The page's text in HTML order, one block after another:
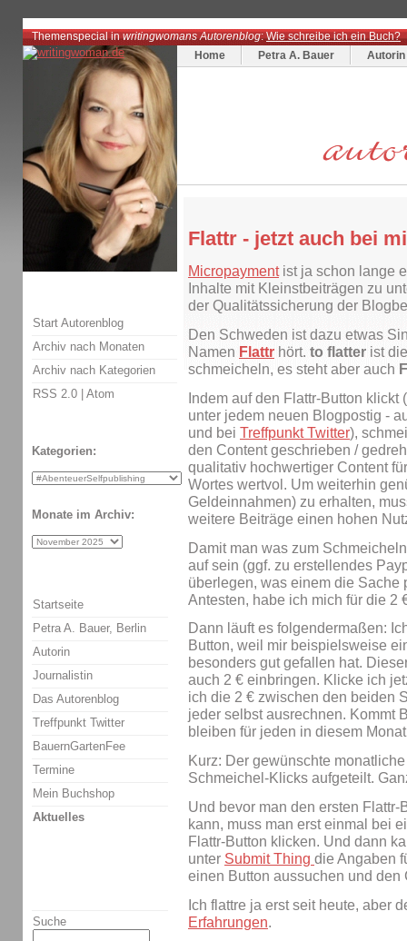
Themenspecial inwritingwomans Autorenblog:Wie schreibe ich ein Buch?
Home
Petra A. Bauer Autorin
Flattr - jetzt auch bei
Micropaymentist ja schon lange
Inhalte mit Kleinstbeiträgen zu
der Qualitätssicherung der
Den Schweden ist dazu etwas
Namen Flattr hört. to flatter ist
schmeicheln, es steht aber auch
Indem auf den Flattr-Button
unter jedem neuen Blogpostig -
und bei Treffpunkt Twitter),
den Content geschrieben /
qualitativ hochwertiger Content
Wortes wertvol. Um weiterhin
Geldeinnahmen) zu erhalten,
weitere Beiträge einen hohen
Damit man was zum
auf sein (ggf. zu erstellendes
überlegen, was einem die Sache
Antesten, habe ich mich für die 2
Dann läuft es folgendermaßen:
Button, weil mir beispielsweise
besonders gut gefallen hat.
auch 2 € einbringen. Klicke ich
ich die 2 € zwischen den beiden
jeder selbst ausrechnen. Kommt
bleiben für jeden in diesem
Kurz: Der gewünschte
Schmeichel-Klicks aufgeteilt.
Und bevor man den ersten
kann, muss man erst einmal bei
Flattr-Button klicken. Und dann
unter Submit Thing die Angaben
einen Button aussuchen und
Ich flattre ja erst seit heute, aber
Erfahrungen.
Start Autorenblog
Archiv nach Monaten
Archiv nach Kategorien
RSS 2.0 | Atom
Kategorien:
Monate im Archiv:
Startseite
Petra A. Bauer, Berlin
Autorin
Journalistin
Das Autorenblog
Treffpunkt Twitter
BauernGartenFee
Termine
Mein Buchshop
Aktuelles
Suche